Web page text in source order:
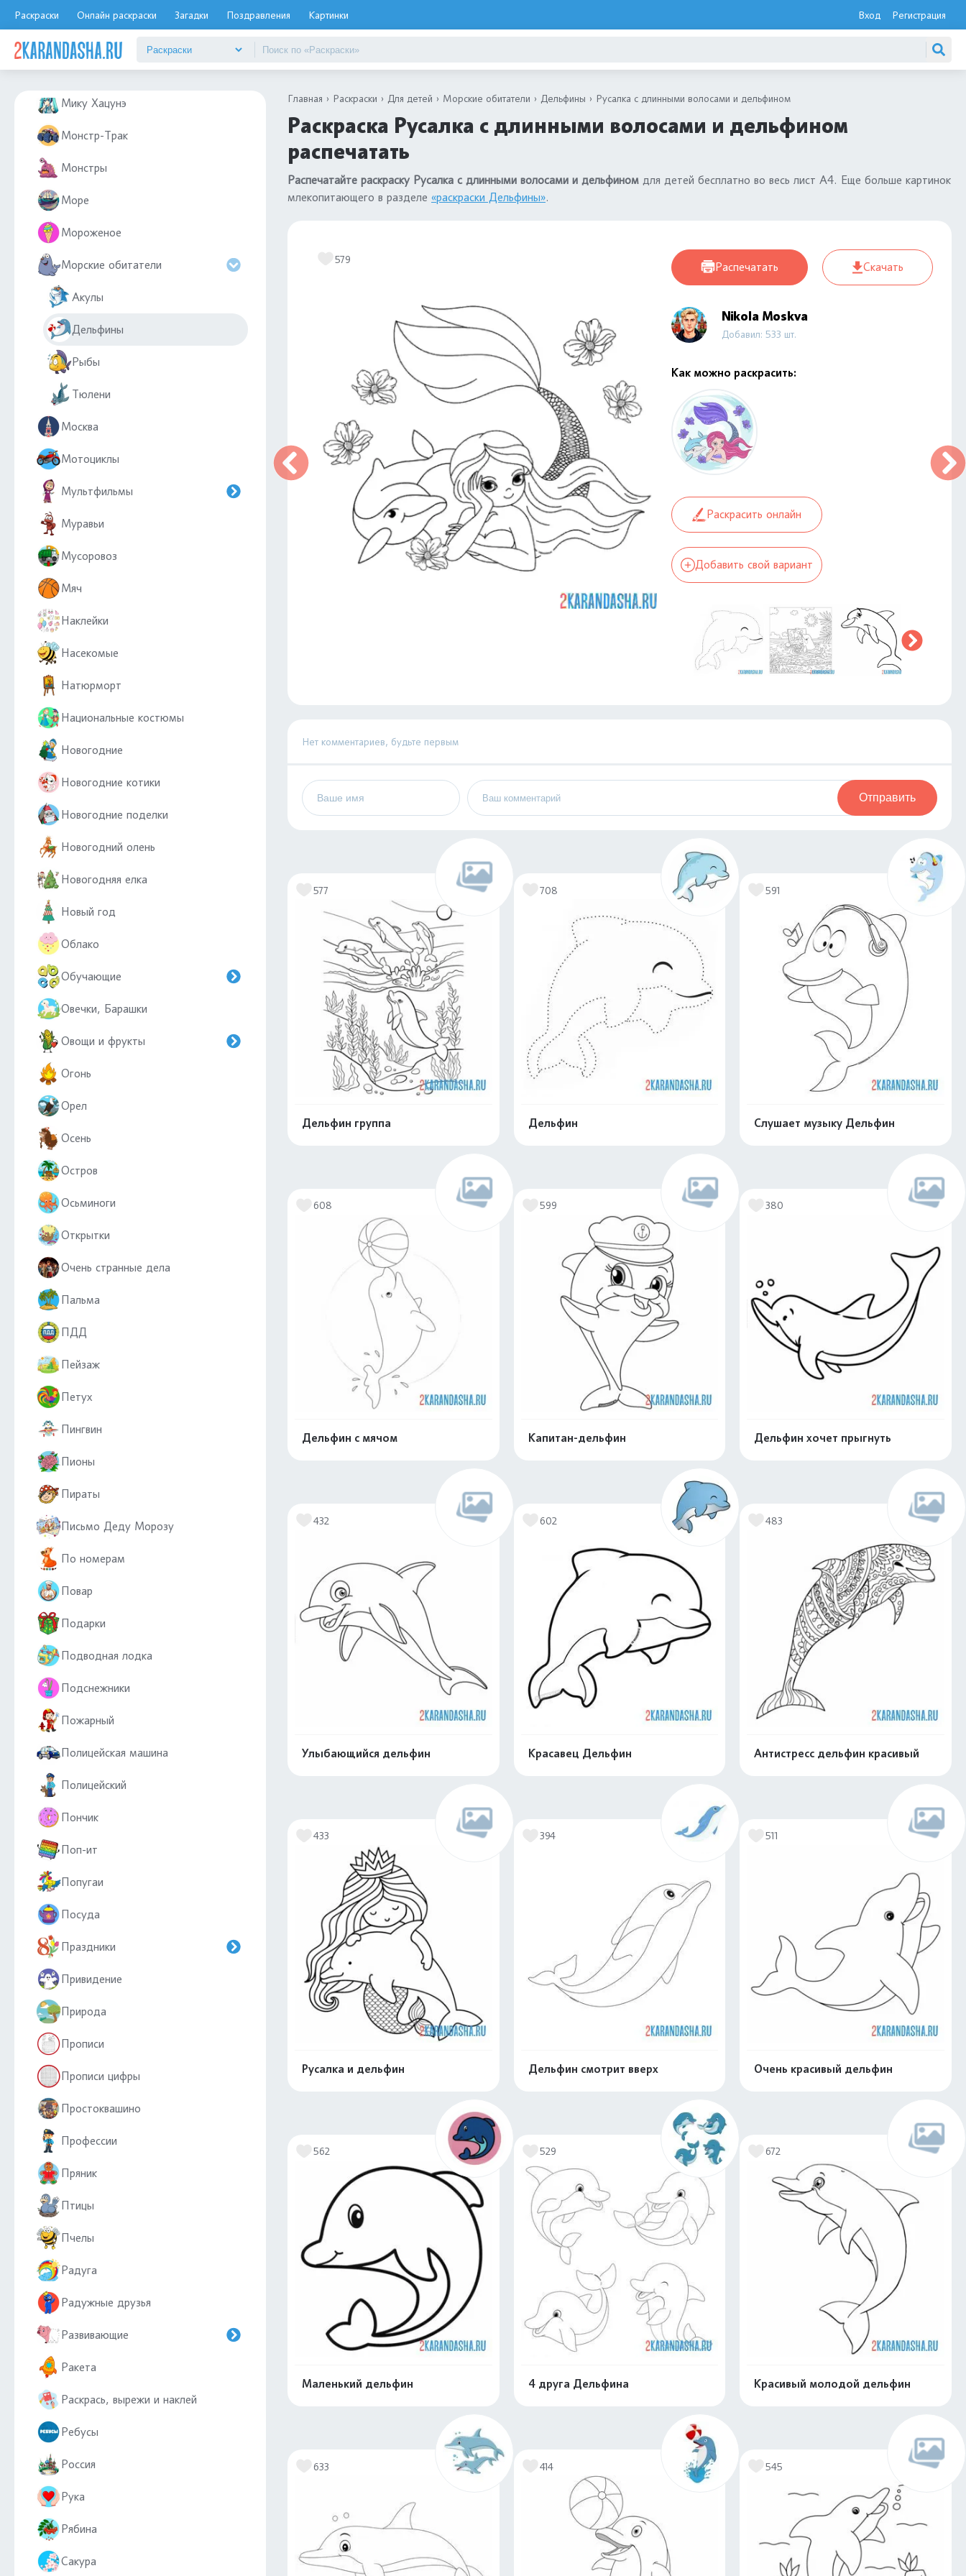
Раскраски Онлайн раскраски Загадки Поздравления Картинки Вход Регистрация
Метро
Мику Хацунэ
Монстр-Трак
Монстры
Море
Мороженое
Морские обитатели
Акулы
Дельфины
Рыбы
Тюлени
Москва
Мотоциклы
Мультфильмы
Муравьи
Мусоровоз
Мяч
Наклейки
Насекомые
Натюрморт
Национальные костюмы
Новогодние
Новогодние котики
Новогодние поделки
Новогодний олень
Новогодняя елка
Новый год
Облако
Обучающие
Овечки, Барашки
Овощи и фрукты
Огонь
Орел
Осень
Остров
Осьминоги
Открытки
Очень странные дела
Пальма
ПДД
Пейзаж
Петух
Пингвин
Пионы
Пираты
Письмо Деду Морозу
По номерам
Повар
Подарки
Подводная лодка
Подснежники
Пожарный
Полицейская машина
Полицейский
Пончик
Поп-ит
Попугаи
Посуда
Праздники
Привидение
Природа
Прописи
Прописи цифры
Простоквашино
Профессии
Пряник
Птицы
Пчелы
Радуга
Радужные друзья
Развивающие
Ракета
Раскрась, вырежи и наклей
Ребусы
Россия
Рука
Рябина
Сакура
Главная Раскраски Для детей Морские обитатели Дельфины Русалка с длинными волосами и дельфином
Раскраска Русалка с длинными волосами и дельфином
распечатать
Распечатайте раскраску Русалка с длинными волосами и дельфином для детей бесплатно во весь лист А4. Еще больше картинок
млекопитающего в разделе «раскраски Дельфины».
579
Распечатать Скачать
Nikola Moskva
Добавил: 533 шт.
Как можно раскрасить:
Раскрасить онлайн
Добавить свой вариант
Нет комментариев, будьте первым
Отправить
577
Дельфин группа
708
Дельфин
591
Слушает музыку Дельфин
608
Дельфин с мячом
599
Капитан-дельфин
380
Дельфин хочет прыгнуть
432
Улыбающийся дельфин
602
Красавец Дельфин
483
Антистресс дельфин красивый
433
Русалка и дельфин
394
Дельфин смотрит вверх
Распечатать и скачать
511
Очень красивый дельфин
562
Маленький дельфин
529
4 друга Дельфина
672
Красивый молодой дельфин
633 414 545